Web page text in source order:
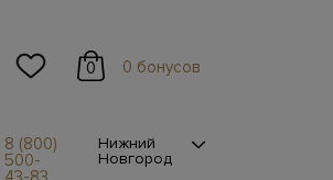
0 0 бонусов
8 (800)
500-
Нижний
Новгород